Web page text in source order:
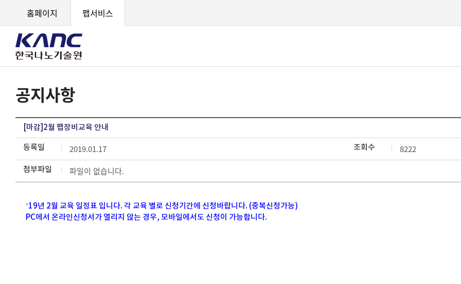
홈페이지 팹서비스
공지사항
[마감]2월 팹장비교육 안내
등록일 2019.01.17 조회수 8222
첨부파일 파일이 없습니다.
’19년 2월 교육 일정표 입니다. 각 교육 별로 신청기간에 신청바랍니다. (중복신청가능)
PC에서 온라인신청서가 열리지 않는 경우, 모바일에서도 신청이 가능합니다.